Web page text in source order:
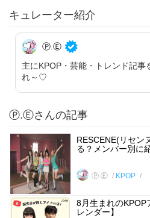
キュレーター紹介
Ⓟ.Ⓔ
主にKPOP・芸能・トレンド記
れ～♡
Ⓟ.Ⓔさんの記事
RESCENE(リセン
る？メンバー別に
Ⓟ.Ⓔ KPOP
8月生まれの
レンダー】